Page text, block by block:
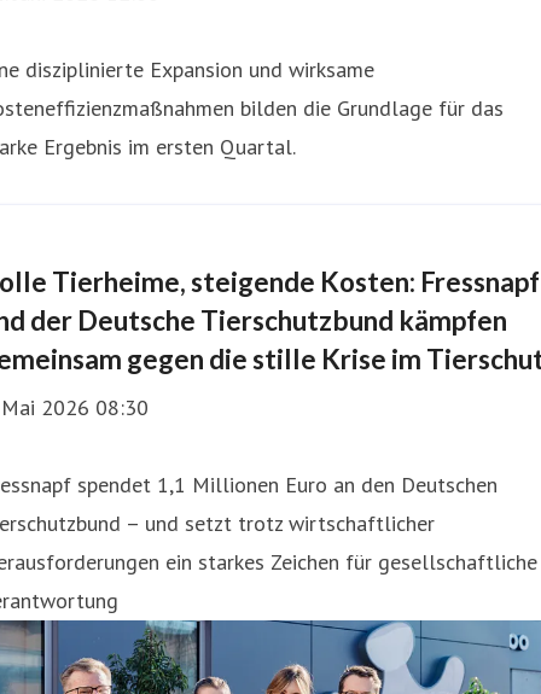
disziplinierte Expansion und wirksame
bilden die Grundlage für das
Ergebnis im ersten Quartal.
Tierheime, steigende Kosten: Fressnapf
der Deutsche Tierschutzbund kämpfen
gegen die stille Krise im
2026 08:30
spendet 1,1 Millionen Euro an den Deutschen
– und setzt trotz wirtschaftlicher
ein starkes Zeichen für gesellschaftliche